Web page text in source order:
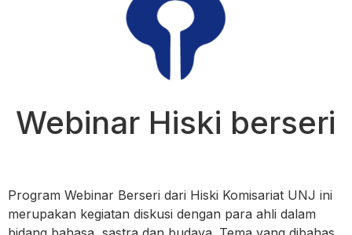
Webinar Hiski berseri
Program Webinar Berseri dari Hiski Komisariat UNJ ini
merupakan kegiatan diskusi dengan para ahli dalam